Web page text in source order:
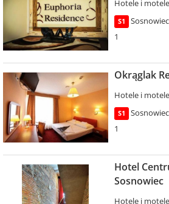
Hotele i motele
S1
1
Okrąglak
Hotele i motele
S1
1
Hotel
Sosnowiec
Hotele i motele